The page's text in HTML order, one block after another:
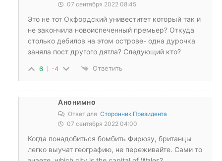
07 сентября 2022 08:45
Это не тот Окфордский унивеститет который так и
не закончила новоиспеченный премьер? Откуда
столько дебилов на этом острове- одна дурочка
заняла пост другого дятла? Следующий кто?
6 -4 Ответить
Анонимно
Ответ для Сторонник Президента
07 сентября 2022 04:00
Когда понадобиться бомбить Фирюзу, британцы
легко выучат географию, не переживайте. Сами то